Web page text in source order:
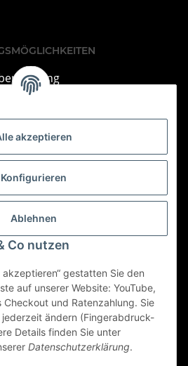
akzeptieren
Konfigurieren
Ablehnen
Co nutzen
akzeptieren“ gestatten Sie den
auf unserer Website: YouTube,
Checkout und Ratenzahlung. Sie
jederzeit ändern (Fingerabdruck-
Details finden Sie unter
Datenschutzerklärung.
Kontakdaten im Impressum.
widerrufen